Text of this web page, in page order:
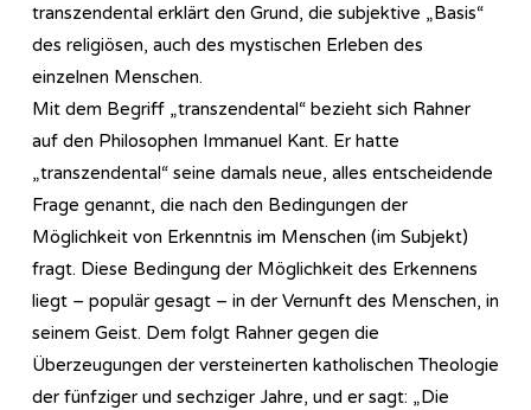
transzendental erklärt den Grund, die subjektive „Basis“
des religiösen, auch des mystischen Erleben des
einzelnen Menschen.
Mit dem Begriff „transzendental“ bezieht sich Rahner
auf den Philosophen Immanuel Kant. Er hatte
„transzendental“ seine damals neue, alles entscheidende
Frage genannt, die nach den Bedingungen der
Möglichkeit von Erkenntnis im Menschen (im Subjekt)
fragt. Diese Bedingung der Möglichkeit des Erkennens
liegt – populär gesagt – in der Vernunft des Menschen, in
seinem Geist. Dem folgt Rahner gegen die
Überzeugungen der versteinerten katholischen Theologie
der fünfziger und sechziger Jahre, und er sagt: „Die